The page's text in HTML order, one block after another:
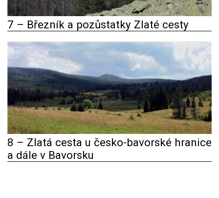
7 – Březník a pozůstatky Zlaté cesty
8 – Zlatá cesta u česko-bavorské hranice
a dále v Bavorsku